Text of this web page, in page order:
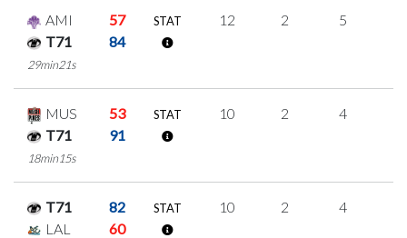
AMI
57
T71
84
29min21s
STAT 12 2 5
MUS
53
T71
91
18min15s
STAT 10 2 4
T71
82
LAL
60
STAT 10 2 4